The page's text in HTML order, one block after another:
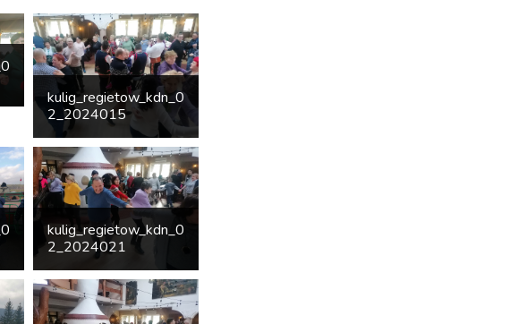
kulig_regietow_kdn_0
2_2024015
kulig_regietow_kdn_0
2_2024021